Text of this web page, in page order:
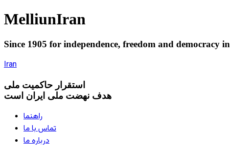
MelliunIran
Since 1905 for independence, freedom and democracy in
Iran
استقرار حاکميت ملی
هدف نهضت ملی ایران است
راهنما
تماس با ما
درباره ما